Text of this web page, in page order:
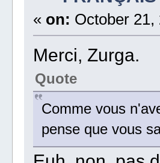
« on: October 21,
Merci, Zurga.
Quote
Comme vous
pense que vous